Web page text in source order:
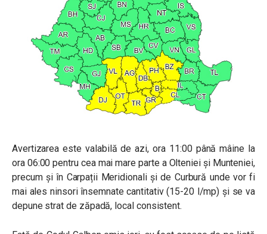
Avertizarea este valabilă de azi, ora 11:00 până mâine la
ora 06:00 pentrucea mai mare parte a Olteniei și Munteniei,
precum și în Carpații Meridionali și de Curbură unde vor fi
mai ales ninsori însemnate cantitativ (15-20 l/mp) și se va
depune strat de zăpadă, local consistent.